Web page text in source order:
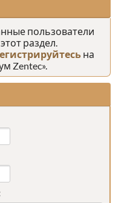
пользователи
раздел.
на
Zentec».